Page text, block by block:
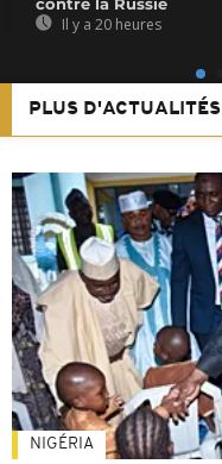
Il y a 20 heures
PLUS D'ACTUALITÉS
NIGÉRIA